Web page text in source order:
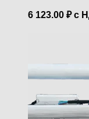
6 123.00 ₽с